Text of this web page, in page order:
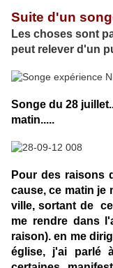
Suite d'un
Les choses sont
peut relever d'un
Songe du 28
matin.....
Pour des raisons
cause, ce matin je
ville, sortant de
me rendre dans
raison). en me
église, j'ai parlé